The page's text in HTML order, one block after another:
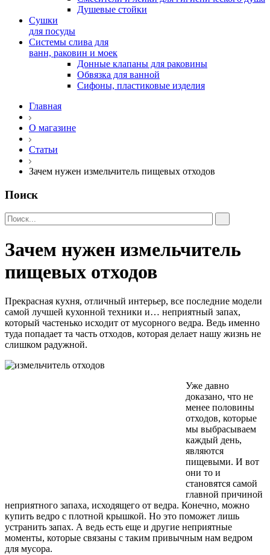
Душевые стойки
Сушки
для посуды
Системы слива для
ванн, раковин и моек
Донные клапаны для раковины
Обвязка для ванной
Сифоны, пластиковые изделия
Главная
О магазине
Статьи
Зачем нужен измельчитель пищевых отходов
Поиск
Зачем нужен измельчитель
пищевых отходов
Прекрасная кухня, отличный интерьер, все последние модели
самой лучшей кухонной техники и… неприятный запах,
который частенько исходит от мусорного ведра. Ведь именно
туда попадает та часть отходов, которая делает нашу жизнь не
слишком радужной.
Уже давно
доказано, что не
менее половины
отходов, которые
мы выбрасываем
каждый день,
являются
пищевыми. И вот
они то и
становятся самой
главной причиной
неприятного запаха, исходящего от ведра. Конечно, можно
купить ведро с плотной крышкой. Но это поможет лишь
устранить запах. А ведь есть еще и другие неприятные
моменты, которые связаны с таким привычным нам ведром
для мусора.